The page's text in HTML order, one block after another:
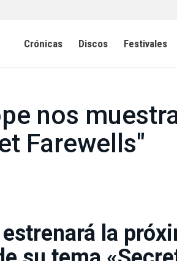
Crónicas Discos Festivales
nos
Farewells"
la